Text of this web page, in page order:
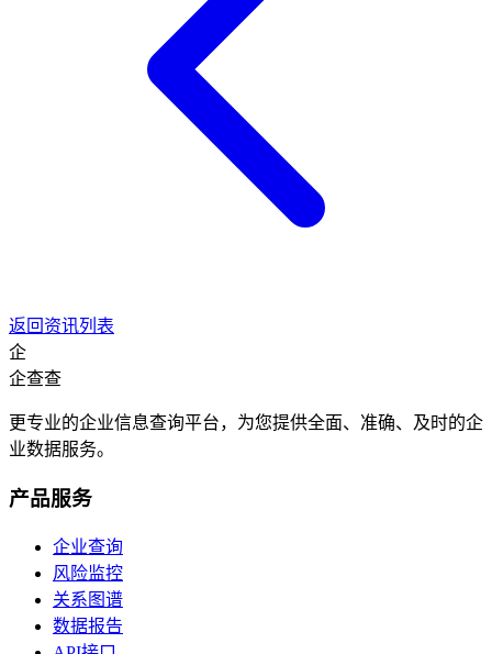
返回资讯列表
企
企查查
更专业的企业信息查询平台，为您提供全面、准确、及时的企
业数据服务。
产品服务
企业查询
风险监控
关系图谱
数据报告